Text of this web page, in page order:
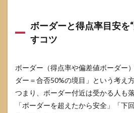
評価
の比
6.3
出願
前チ
ェッ
ク
ボーダーと得点率目安を
すコツ
ボーダー（得点率や偏差値ボーダー
ダー＝合否50%の境目」という考え方
つまり、ボーダー付近は受かる人も
「ボーダーを超えたから安全」「下